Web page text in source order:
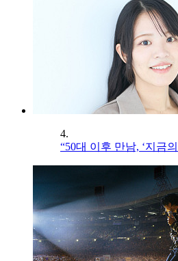
4.
“50대 이후 만남, ‘지금